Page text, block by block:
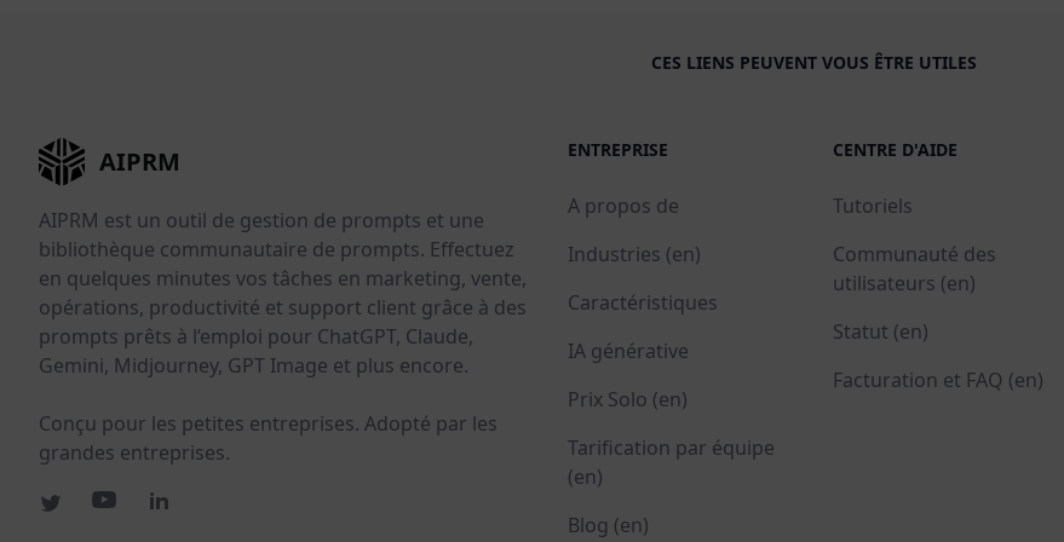
CES LIENS PEUVENT VOUS ÊTRE UTILES
AIPRM
AIPRM est un outil de gestion de prompts et une
bibliothèque communautaire de prompts. Effectuez
en quelques minutes vos tâches en marketing, vente,
opérations, productivité et support client grâce à des
prompts prêts à l’emploi pour ChatGPT, Claude,
Gemini, Midjourney, GPT Image et plus encore.
Conçu pour les petites entreprises. Adopté par les
grandes entreprises.
ENTREPRISE
A propos de
Industries (en)
Caractéristiques
IA générative
Prix Solo (en)
Tarification par équipe
(en)
Blog (en)
CENTRE D'AIDE
Tutoriels
Communauté des
utilisateurs (en)
Statut (en)
Facturation et FAQ (en)